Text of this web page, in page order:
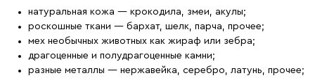
натуральная кожа ― крокодила, змеи, акулы;
роскошные ткани ― бархат, шелк, парча, прочее;
мех необычных животных как жираф или зебра;
драгоценные и полудрагоценные камни;
разные металлы ― нержавейка, серебро, латунь, прочее;